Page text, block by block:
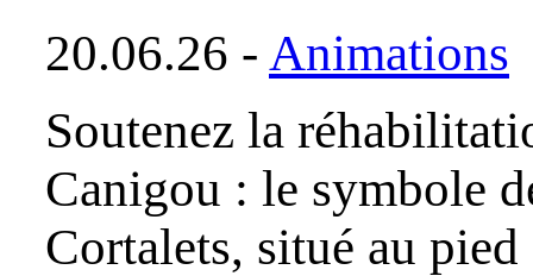
20.06.26 - Animations
Soutenez la
Canigou : le symbole
Cortalets, situé au